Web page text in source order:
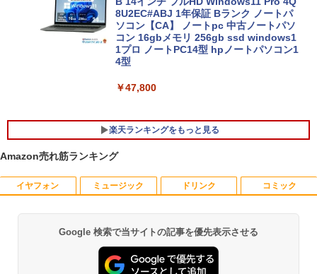
8U2EC#ABJ 1年保証 Bランク ノートパ
ソコン【CA】 ノートpc 中古ノートパソ
コン 16gbメモリ 256gb ssd windows1
1プロ ノートPC14型 hpノートパソコン1
4型
￥47,800
楽天ランキングをもっと見る
1
ポイント10倍 中古パソコン デスクトッ
【Windows 11 Pro 64Bit搭載】DELL O
ptiplexシリーズ Core i5搭載/4G/新品SS
ン色々有】
1
【マラソンセール期間中ポイント5倍】中
かせ VGA / DVI ケーブル付き サブモニタ
ー 監視用 ケーブル付き 動作確認済み 30
￥2,980
1
独身貴族は異世界を謳歌する 〜結婚し
（8） 【電子書籍】[ 駒鳥ひわ ]
Amazon売れ筋ランキング
イヤフォン
Anker Soundcore P40i オフホワイト
￥7,990
ミュージック
BRUCE WAYNE feat. Flo Milli, ATL Jacob
[Explicit]
ドリンク
【Amazon.co.jp限定】 い・ろ・は・す 2L P
ET ラベルレス ×8本
コミック
薬屋のひとりごと 17巻 (デジタル版ビッグガ
ンガンコミックス)
Google 検索で当サイトの記事を優先表示させる